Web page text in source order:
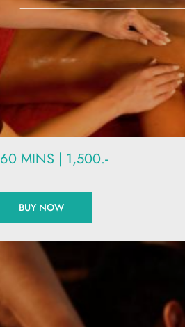
60 MINS | 1,500.-
BUY NOW